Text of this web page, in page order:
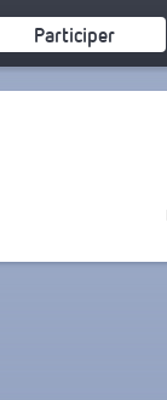
Participer